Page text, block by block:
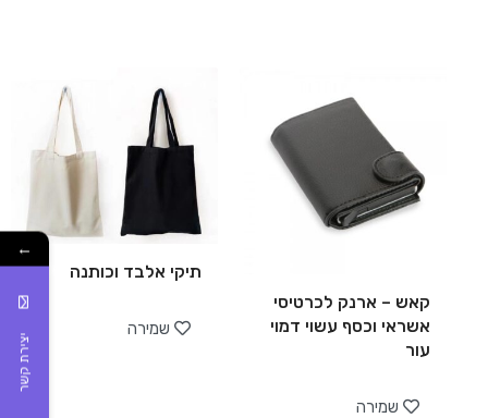
קאש – ארנק לכרטיסי
אשראי וכסף עשוי דמוי
עור
שמירה
תיקי אלבד וכותנה
שמירה
←
יצירת קשר